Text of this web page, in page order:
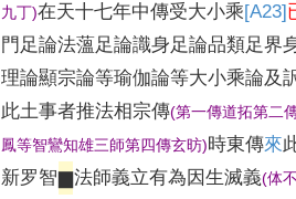
九丁)在天十七年中傳受大小乘[A23]
門足論法薀足論識身足論品類足界
理論顯宗論等瑜伽論等大小乘論及
此土事者推法相宗傳(第一傳道拓第二
鳳等智鸞知雄三師第四傳玄昉)時東傳來
新罗智▆法師義立有為因生滅義(体